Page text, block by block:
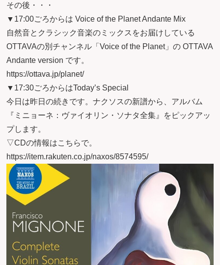
その後・・・
▼17:00ごろからは Voice of the Planet Andante Mix
自然音とクラシック音楽のミックスをお届けしている
OTTAVAの別チャンネル「Voice of the Planet」の OTTAVA
Andante version です。
https://ottava.jp/planet/
▼17:30ごろからはToday’s Special
今日は昨日の続きです。ナクソスの新譜から、アルバム
『ミニョーネ：ヴァイオリン・ソナタ全集』をピックアッ
プします。
▽CDの情報はこちらで。
https://item.rakuten.co.jp/naxos/8574595/